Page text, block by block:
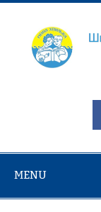
Skip
MENU